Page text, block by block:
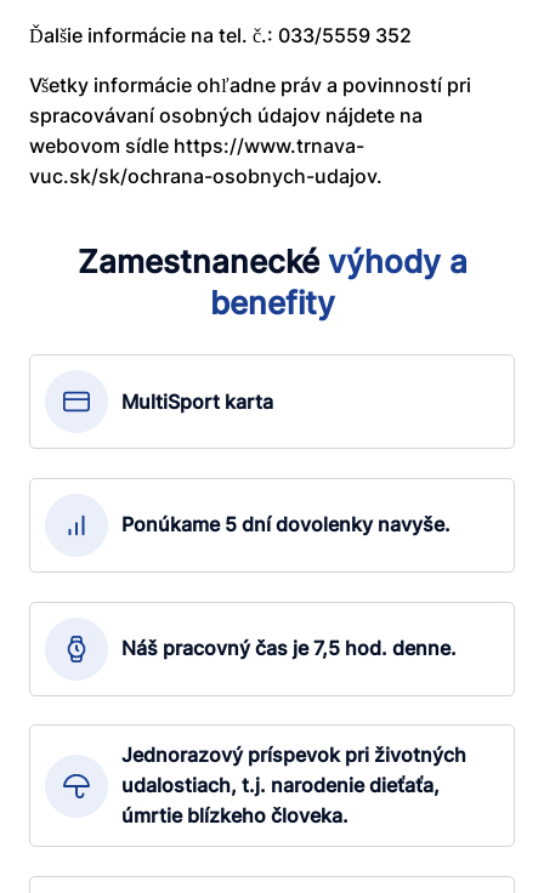
Ďalšie informácie na tel. č.: 033/5559 352
Všetky informácie ohľadne práv a povinností pri
spracovávaní osobných údajov nájdete na
webovom sídle https://www.trnava-
vuc.sk/sk/ochrana-osobnych-udajov.
Zamestnaneckévýhody a
benefity
MultiSport karta
Ponúkame 5 dní dovolenky navyše.
Náš pracovný čas je 7,5 hod. denne.
Jednorazový príspevok pri životných
udalostiach, t.j. narodenie dieťaťa,
úmrtie blízkeho človeka.